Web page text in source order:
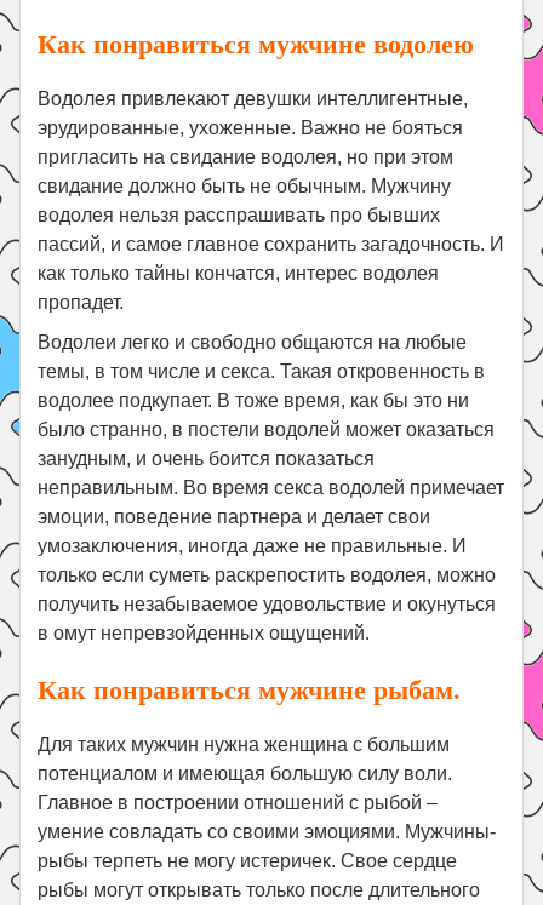
Как понравиться мужчине водолею
Водолея привлекают девушки интеллигентные,
эрудированные, ухоженные. Важно не бояться
пригласить на свидание водолея, но при этом
свидание должно быть не обычным. Мужчину
водолея нельзя расспрашивать про бывших
пассий, и самое главное сохранить загадочность. И
как только тайны кончатся, интерес водолея
пропадет.
Водолеи легко и свободно общаются на любые
темы, в том числе и секса. Такая откровенность в
водолее подкупает. В тоже время, как бы это ни
было странно, в постели водолей может оказаться
занудным, и очень боится показаться
неправильным. Во время секса водолей примечает
эмоции, поведение партнера и делает свои
умозаключения, иногда даже не правильные. И
только если суметь раскрепостить водолея, можно
получить незабываемое удовольствие и окунуться
в омут непревзойденных ощущений.
Как понравиться мужчине рыбам.
Для таких мужчин нужна женщина с большим
потенциалом и имеющая большую силу воли.
Главное в построении отношений с рыбой –
умение совладать со своими эмоциями. Мужчины-
рыбы терпеть не могу истеричек. Свое сердце
рыбы могут открывать только после длительного